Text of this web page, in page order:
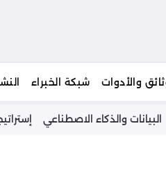
والأدوات شبكة الخبراء
البيانات والذكاء الاصطناعي